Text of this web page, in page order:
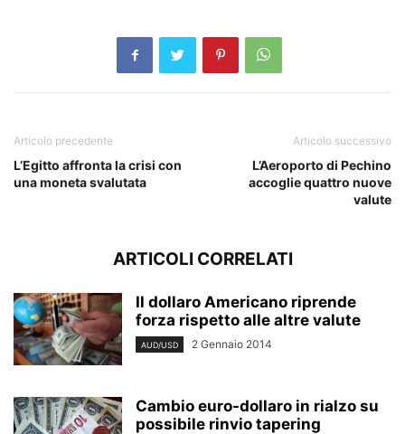
Articolo precedente
L’Egitto affronta la crisi con
una moneta svalutata
Articolo successivo
L’Aeroporto di Pechino
accoglie quattro nuove
valute
ARTICOLI CORRELATI
Il dollaro Americano riprende
forza rispetto alle altre valute
AUD/USD 2 Gennaio 2014
Cambio euro-dollaro in rialzo su
possibile rinvio tapering